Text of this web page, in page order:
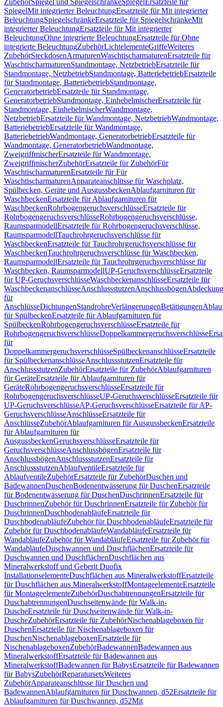
ZubehörSpiegel und SpiegelschränkeSpiegel Ersatzteile für
SpiegelMit integrierter BeleuchtungErsatzteile für Mit integrierter
BeleuchtungSpiegelschränkeErsatzteile für SpiegelschränkeMit
integrierter BeleuchtungErsatzteile für Mit integrierter
BeleuchtungOhne integrierte BeleuchtungErsatzteile für Ohne
integrierte BeleuchtungZubehörLichtelementeGriffeWeiteres
ZubehörSteckdosenArmaturenWaschtischarmaturenErsatzteile für
WaschtischarmaturenStandmontage, NetzbetriebErsatzteile für
Standmontage, NetzbetriebStandmontage, BatteriebetriebErsatzteile
für Standmontage, BatteriebetriebStandmontage,
GeneratorbetriebErsatzteile für Standmontage,
GeneratorbetriebStandmontage, EinhebelmischerErsatzteile für
Standmontage, EinhebelmischerWandmontage,
NetzbetriebErsatzteile für Wandmontage, NetzbetriebWandmontage,
BatteriebetriebErsatzteile für Wandmontage,
BatteriebetriebWandmontage, GeneratorbetriebErsatzteile für
Wandmontage, GeneratorbetriebWandmontage,
ZweigriffmischerErsatzteile für Wandmontage,
ZweigriffmischerZubehörErsatzteile für ZubehörFür
WaschtischarmaturenErsatzteile für Für
WaschtischarmaturenApparateanschlüsse für Waschplatz,
Spülbecken, Geräte und AusgussbeckenAblaufgarnituren für
WaschbeckenErsatzteile für Ablaufgarnituren für
WaschbeckenRohrbogengeruchsverschlüsseErsatzteile für
RohrbogengeruchsverschlüsseRohrbogengeruchsverschlüsse,
RaumsparmodellErsatzteile für Rohrbogengeruchsverschlüsse,
RaumsparmodellTauchrohrgeruchsverschlüsse für
WaschbeckenErsatzteile für Tauchrohrgeruchsverschlüsse für
WaschbeckenTauchrohrgeruchsverschlüsse für Waschbecken,
RaumsparmodellErsatzteile für Tauchrohrgeruchsverschlüsse für
Waschbecken, RaumsparmodellUP-GeruchsverschlüsseErsatzteile
für UP-GeruchsverschlüsseWaschbeckenanschlüsseErsatzteile für
WaschbeckenanschlüsseAnschlussstutzenAnschlussbögen
für
AnschlüsseDichtungenStandrohreVerlängerungenBetätigungen
für SpülbeckenErsatzteile für Ablaufgarnituren für
SpülbeckenRohrbogengeruchsverschlüsseErsatzteile für
RohrbogengeruchsverschlüsseDoppelkammergeruchsverschlüsse
für
DoppelkammergeruchsverschlüsseSpülbeckenanschlüsseErsatzteile
für SpülbeckenanschlüsseAnschlussstutzenErsatzteile für
AnschlussstutzenZubehörErsatzteile für ZubehörAblaufgarnituren
für GeräteErsatzteile für Ablaufgarnituren für
GeräteRohrbogengeruchsverschlüsseErsatzteile für
RohrbogengeruchsverschlüsseUP-GeruchsverschlüsseErsatzteile für
UP-GeruchsverschlüsseAP-GeruchsverschlüsseErsatzteile für AP-
GeruchsverschlüsseAnschlüsseErsatzteile für
AnschlüsseZubehörAblaufgarnituren für AusgussbeckenErsatzteile
für Ablaufgarnituren für
AusgussbeckenGeruchsverschlüsseErsatzteile für
GeruchsverschlüsseAnschlussbögenErsatzteile für
AnschlussbögenAnschlussstutzenErsatzteile für
AnschlussstutzenAblaufventileErsatzteile für
AblaufventileZubehörErsatzteile für ZubehörDuschen und
BadewannenDuschenBodenentwässerung für DuschenErsatzteile
für Bodenentwässerung für DuschenDuschrinnenErsatzteile für
DuschrinnenZubehör für DuschrinnenErsatzteile für Zubehör für
DuschrinnenDuschbodenabläufeErsatzteile für
DuschbodenabläufeZubehör für DuschbodenabläufeErsatzteile für
Zubehör für DuschbodenabläufeWandabläufeErsatzteile für
WandabläufeZubehör für WandabläufeErsatzteile für Zubehör für
WandabläufeDuschwannen und DuschflächenErsatzteile für
Duschwannen und DuschflächenDuschflächen aus
Mineralwerkstoff und Geberit Duofix
InstallationselementeDuschflächen aus MineralwerkstoffErsatzteile
für Duschflächen aus MineralwerkstoffMontageelementeErsatzteile
für MontageelementeZubehörDuschabtrennungenErsatzteile für
DuschabtrennungenDuschseitenwände für Walk-in-
DuscheErsatzteile für Duschseitenwände für Walk-in-
DuscheZubehörErsatzteile für ZubehörNischenablageboxen für
DuschenErsatzteile für Nischenablageboxen für
DuschenNischenablageboxenErsatzteile für
NischenablageboxenZubehörBadewannenBadewannen aus
MineralwerkstoffErsatzteile für Badewannen aus
MineralwerkstoffBadewannen für BabysErsatzteile für Badewannen
für BabysZubehörReparatursetsWeiteres
ZubehörApparateanschlüsse für Duschen und
BadewannenAblaufgarnituren für Duschwannen, d52Ersatzteile für
Ablaufgarnituren für Duschwannen, d52Mit